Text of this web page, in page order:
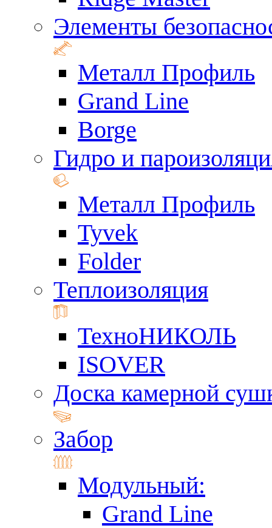
Элементы
Металл Профиль
Grand Line
Borge
Гидро и
Металл Профиль
Tyvek
Folder
Теплоизоляция
ТехноНИКОЛЬ
ISOVER
Доска камерной
Забор
Модульный:
Grand Line